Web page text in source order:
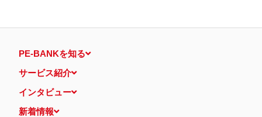
PE-BANKを知る
サービス紹介
インタビュー
新着情報